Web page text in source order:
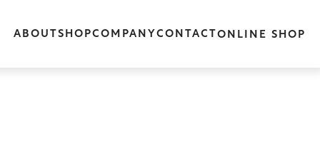
ABOUTSHOPCOMPANY CONTACTONLINE SHOP